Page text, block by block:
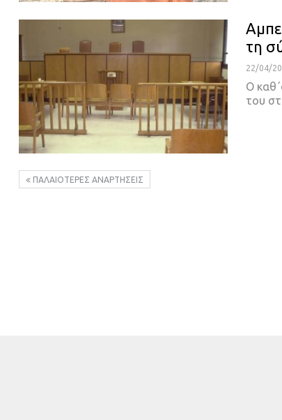
τη
22/04/
Ο
του
ΠΑΛΑΙΌΤΕΡΕΣ ΑΝΑΡΤΉΣΕΙΣ